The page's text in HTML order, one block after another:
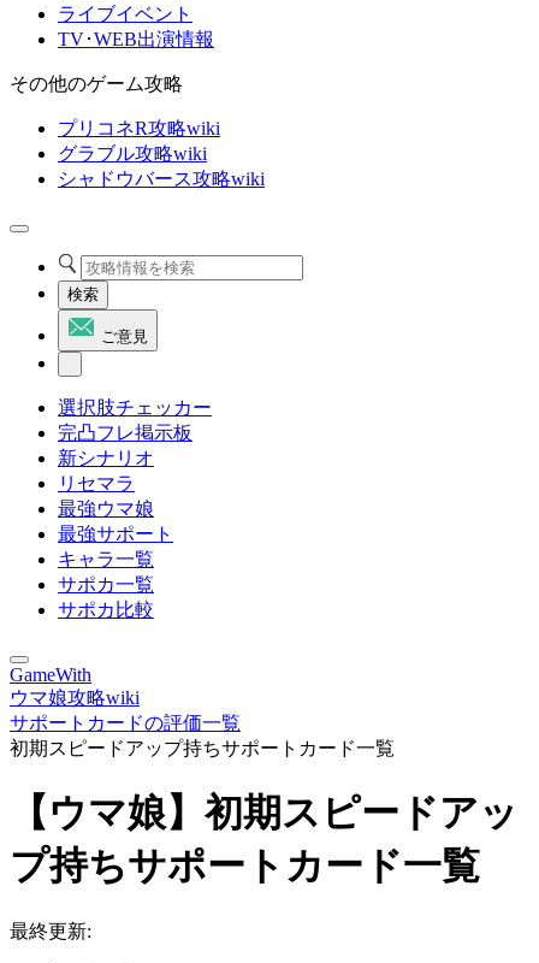
ライブイベント
TV･WEB出演情報
その他のゲーム攻略
プリコネR攻略wiki
グラブル攻略wiki
シャドウバース攻略wiki
検索
ご意見
選択肢チェッカー
完凸フレ掲示板
新シナリオ
リセマラ
最強ウマ娘
最強サポート
キャラ一覧
サポカ一覧
サポカ比較
GameWith
ウマ娘攻略wiki
サポートカードの評価一覧
初期スピードアップ持ちサポートカード一覧
【ウマ娘】初期スピードアッ
プ持ちサポートカード一覧
最終更新: